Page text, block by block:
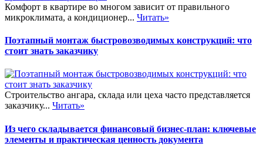
Комфорт в квартире во многом зависит от правильного
микроклимата, а кондиционер... Читать»
Поэтапный монтаж быстровозводимых конструкций: что
стоит знать заказчику
Строительство ангара, склада или цеха часто представляется
заказчику... Читать»
Из чего складывается финансовый бизнес-план: ключевые
элементы и практическая ценность документа